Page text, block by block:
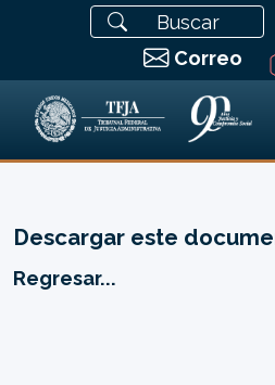
Correo
Descargar este
Regresar...